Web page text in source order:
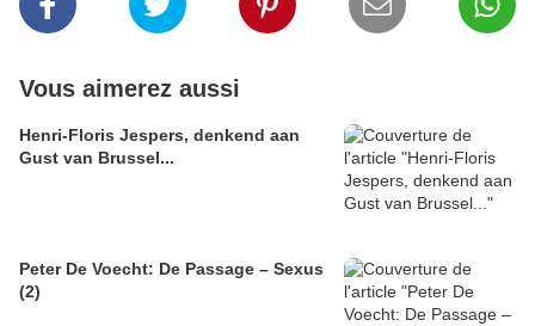
Vous aimerez aussi
Henri-Floris Jespers, denkend aan
Gust van Brussel...
Peter De Voecht: De Passage – Sexus
(2)